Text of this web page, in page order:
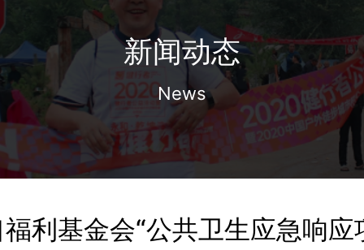
新闻动态
News
利基金会“公共卫生应急响应